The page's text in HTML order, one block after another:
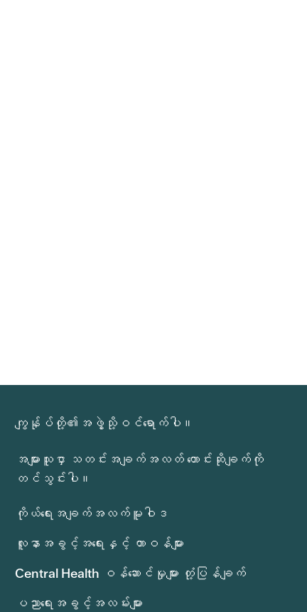
ကျွန်ုပ်တို့၏အဖွဲ့သို့ဝင်ရောက်ပါ။
အများသူငှာ သတင်းအချက်အလတ် တောင်းဆိုချက်ကို
တင်သွင်းပါ။
ကိုယ်ရေးအချက်အလက်မူဝါဒ
လူနာအခွင့်အရေးနှင့် တာဝန်များ
Central Health ဝန်ဆောင်မှုများ တုံ့ပြန်ချက်
ပညာရေးအခွင့်အလမ်းများ